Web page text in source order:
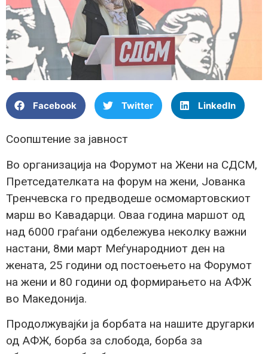
Facebook Twitter LinkedIn
Соопштение за јавност
Во организација на Форумот на Жени на СДСМ,
Претседателката на форум на жени, Јованка
Тренчевска го предводеше осмомартовскиот
марш во Кавадарци. Оваа година маршот од
над 6000 граѓани одбележува неколку важни
настани, 8ми март Меѓународниот ден на
жената, 25 години од постоењето на Форумот
на жени и 80 години од формирањето на АФЖ
во Македонија.
Продолжувајќи ја борбата на нашите другарки
од АФЖ, борба за слобода, борба за